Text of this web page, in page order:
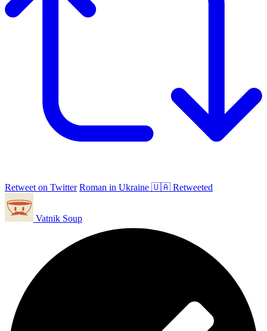
Retweet on Twitter Roman in Ukraine 🇺🇦 Retweeted
Vatnik Soup